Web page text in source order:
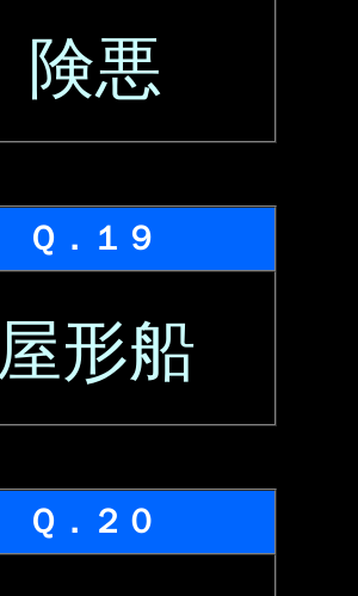
険悪
Ｑ．１９
屋形船
Ｑ．２０